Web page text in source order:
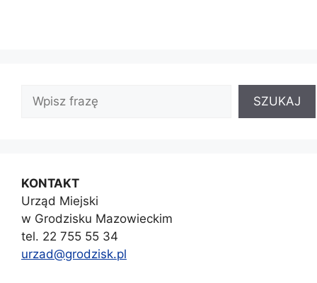
SZUKAJ
KONTAKT
Urząd Miejski
w Grodzisku Mazowieckim
tel. 22 755 55 34
urzad@grodzisk.pl